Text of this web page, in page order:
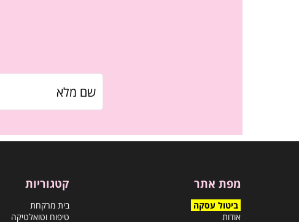
מפת אתר
ביטול עסקה
אודות
קטגוריות
בית מרקחת
טיפוח וטואלטיקה